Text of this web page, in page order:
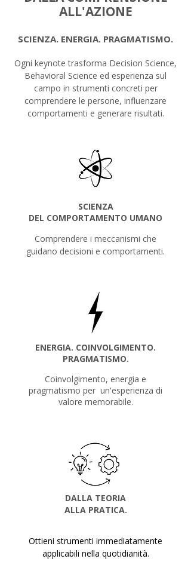
ALL'AZIONE
SCIENZA. ENERGIA. PRAGMATISMO.
Ogni keynote trasforma Decision Science,
Behavioral Science ed esperienza sul
campo in strumenti concreti per
comprendere le persone, influenzare
comportamenti e generare risultati.
SCIENZA
DEL COMPORTAMENTO UMANO
Comprendere i meccanismi che
guidano decisioni e comportamenti.
ENERGIA. COINVOLGIMENTO.
PRAGMATISMO.
Coinvolgimento, energia e
pragmatismo per un'esperienza di
valore memorabile.
DALLA TEORIA
ALLA PRATICA.
Ottieni strumenti immediatamente
applicabili nella quotidianità.